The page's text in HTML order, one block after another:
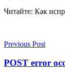
Читайте: Как
Previous Post
POST error